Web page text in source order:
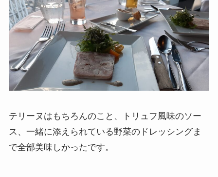
テリーヌはもちろんのこと、トリュフ風味のソー
ス、一緒に添えられている野菜のドレッシングま
で全部美味しかったです。